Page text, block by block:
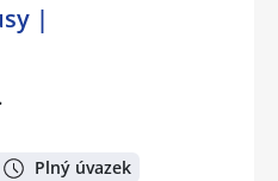
|
Plný úvazek